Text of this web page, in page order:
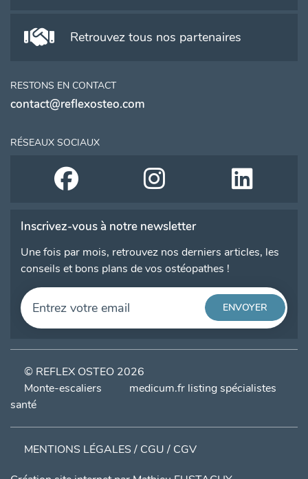
Retrouvez tous nos partenaires
RESTONS EN CONTACT
contact@reflexosteo.com
RÉSEAUX SOCIAUX
Inscrivez-vous à notre newsletter
Une fois par mois, retrouvez nos derniers articles, les
conseils et bons plans de vos ostéopathes !
© REFLEX OSTEO 2026
Monte-escaliers
medicum.fr listing spécialistes
santé
MENTIONS LÉGALES / CGU / CGV